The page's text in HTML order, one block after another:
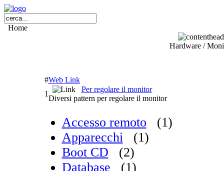
Home
Hardware /
#Web Link
1
Per regolare il monitor
Diversi pattern per regolare il monitor
Accesso remoto
(1)
Apparecchi
(1)
Boot CD
(2)
Database
(1)